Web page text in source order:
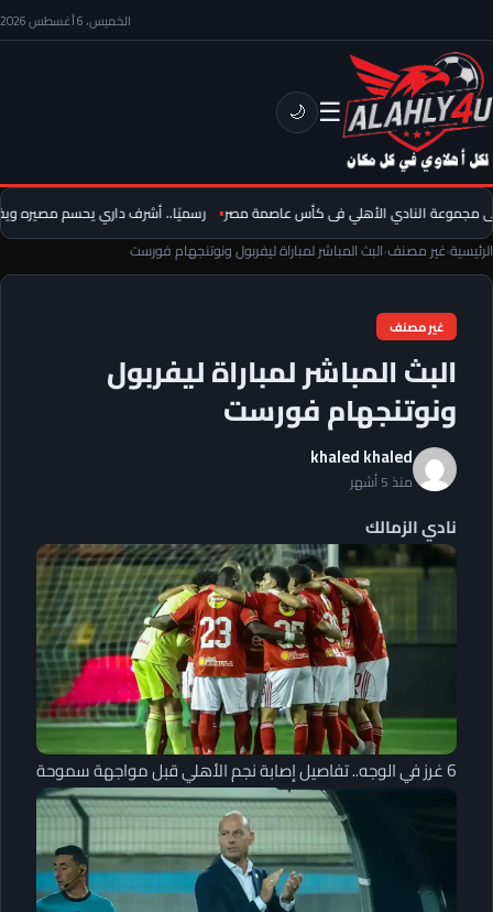
الخميس، 6 أغسطس 2026
☰
🌙
النادي الأهلي فى كأس عاصمة مصر
رسميًا.. أشرف داري يحسم مصيره
الرئيسية›غير مصنف›البث المباشر لمباراة ليفربول ونوتنجهام فورست
غير مصنف
البث المباشر لمباراة ليفربول
ونوتنجهام فورست
khaled khaled
منذ 5 أشهر
نادي الزمالك
6 غرز في الوجه.. تفاصيل إصابة نجم الأهلي قبل مواجهة سموحة